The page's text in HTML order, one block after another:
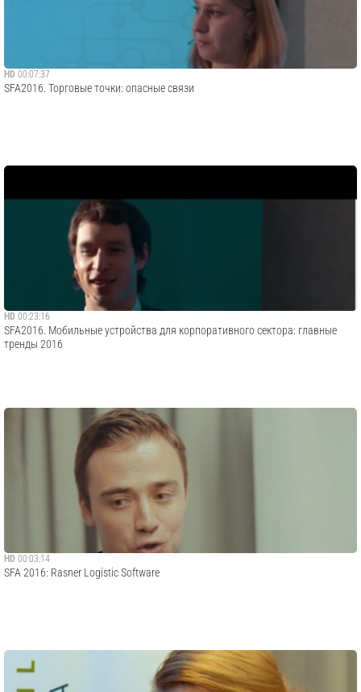
HD 00:07:37
SFA2016. Торговые точки: опасные связи
HD 00:23:16
SFA2016. Мобильные устройства для корпоративного сектора: главные
тренды 2016
HD 00:03:14
SFA 2016: Rasner Logistic Software